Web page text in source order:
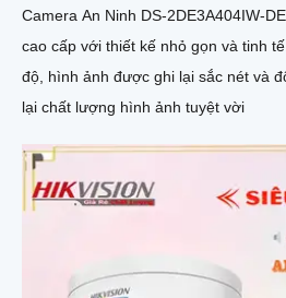
Camera An Ninh DS-2DE3A404IW-
cao cấp với thiết kế nhỏ gọn và tinh tế. Với khả năng xoay 360
độ, hình ảnh được ghi lại sắc nét và
lại chất lượng hình ảnh tuyệt vời